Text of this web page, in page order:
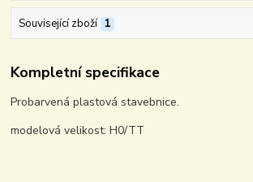
Související zboží 1
Kompletní specifikace
Probarvená plastová stavebnice.
modelová velikost: H0/TT